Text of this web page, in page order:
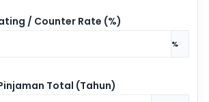
/ Counter Rate (%)
%
Total (Tahun)